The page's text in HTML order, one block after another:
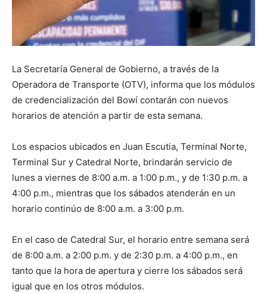
La Secretaría General de Gobierno, a través de la
Operadora de Transporte (OTV), informa que los módulos
de credencialización del Bowí contarán con nuevos
horarios de atención a partir de esta semana.
Los espacios ubicados en Juan Escutia, Terminal Norte,
Terminal Sur y Catedral Norte, brindarán servicio de
lunes a viernes de 8:00 a.m. a 1:00 p.m., y de 1:30 p.m. a
4:00 p.m., mientras que los sábados atenderán en un
horario continúo de 8:00 a.m. a 3:00 p.m.
En el caso de Catedral Sur, el horario entre semana será
de 8:00 a.m. a 2:00 p.m. y de 2:30 p.m. a 4:00 p.m., en
tanto que la hora de apertura y cierre los sábados será
igual que en los otros módulos.